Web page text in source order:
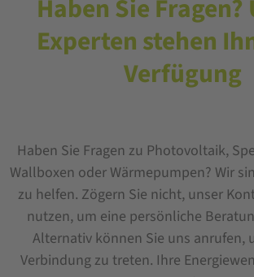
Haben Sie Fragen?
Experten stehen
Verfügung
Haben Sie Fragen zu Photovoltaik,
Wallboxen oder Wärmepumpen? Wir
zu helfen. Zögern Sie nicht, unser
nutzen, um eine persönliche
Alternativ können Sie uns anrufen,
Verbindung zu treten. Ihre